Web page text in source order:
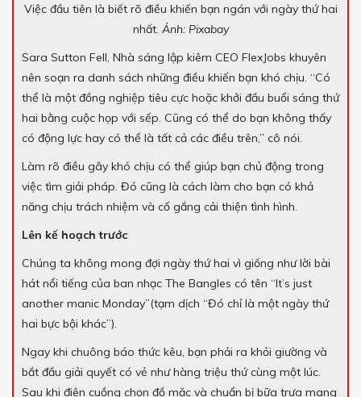
Việc đầu tiên là biết rõ điều khiến bạn ngán với ngày thứ hai
nhất. Ảnh: Pixabay
Sara Sutton Fell, Nhà sáng lập kiêm CEO FlexJobs khuyên
nên soạn ra danh sách những điều khiến bạn khó chịu. “Có
thể là một đồng nghiệp tiêu cực hoặc khởi đầu buổi sáng thứ
hai bằng cuộc họp với sếp. Cũng có thể do bạn không thấy
có động lực hay có thể là tất cả các điều trên,” cô nói.
Làm rõ điều gây khó chịu có thể giúp bạn chủ động trong
việc tìm giải pháp. Đó cũng là cách làm cho bạn có khả
năng chịu trách nhiệm và cố gắng cải thiện tình hình.
Lên kế hoạch trước
Chúng ta không mong đợi ngày thứ hai vì giống như lời bài
hát nổi tiếng của ban nhạc The Bangles có tên “It’s just
another manic Monday”(tạm dịch “Đó chỉ là một ngày thứ
hai bực bội khác”).
Ngay khi chuông báo thức kêu, bạn phải ra khỏi giường và
bắt đầu giải quyết có vẻ như hàng triệu thứ cùng một lúc.
Sau khi điên cuồng chọn đồ mặc và chuẩn bị bữa trưa mang